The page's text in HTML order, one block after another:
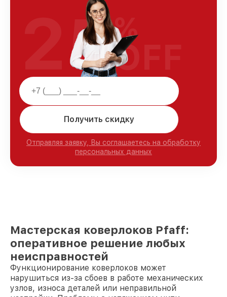
Получить скидку
Отправляя заявку, Вы соглашаетесь на обработку
персональных данных
25%
OFF
Мастерская коверлоков Pfaff:
оперативное решение любых
неисправностей
Функционирование коверлоков может
нарушиться из-за сбоев в работе механических
узлов, износа деталей или неправильной